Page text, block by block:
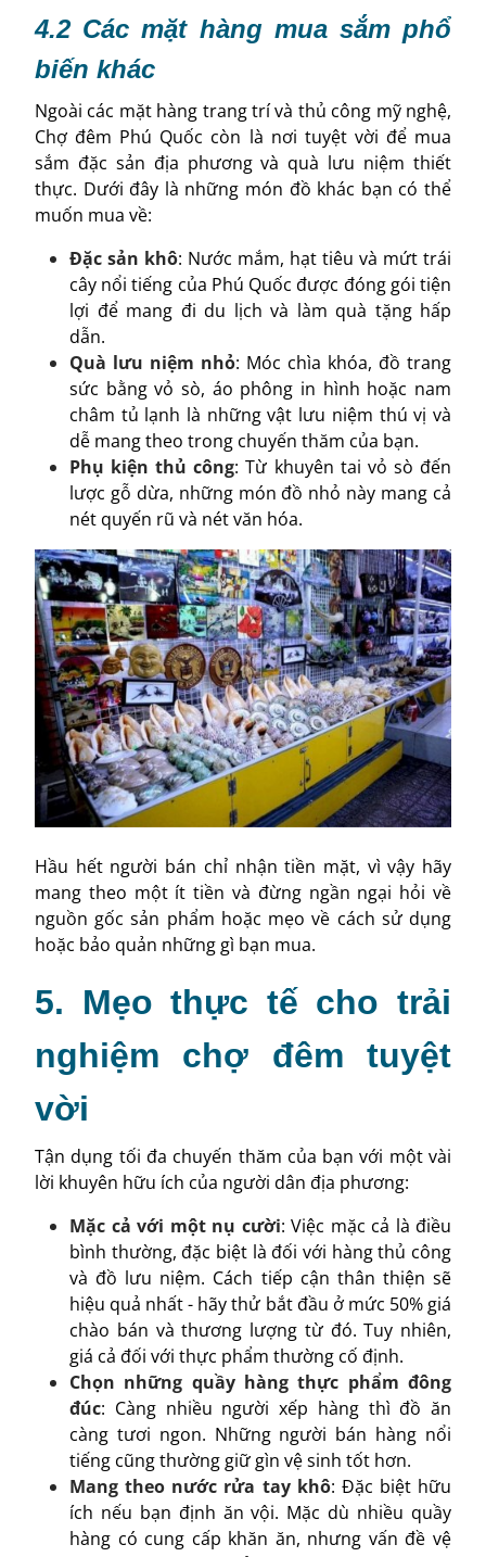
4.2 Các mặt hàng mua sắm phổ
biến khác
Ngoài các mặt hàng trang trí và thủ công mỹ nghệ,
Chợ đêm Phú Quốc còn là nơi tuyệt vời để mua
sắm đặc sản địa phương và quà lưu niệm thiết
thực. Dưới đây là những món đồ khác bạn có thể
muốn mua về:
Đặc sản khô: Nước mắm, hạt tiêu và mứt trái
cây nổi tiếng của Phú Quốc được đóng gói tiện
lợi để mang đi du lịch và làm quà tặng hấp
dẫn.
Quà lưu niệm nhỏ: Móc chìa khóa, đồ trang
sức bằng vỏ sò, áo phông in hình hoặc nam
châm tủ lạnh là những vật lưu niệm thú vị và
dễ mang theo trong chuyến thăm của bạn.
Phụ kiện thủ công: Từ khuyên tai vỏ sò đến
lược gỗ dừa, những món đồ nhỏ này mang cả
nét quyến rũ và nét văn hóa.
Hầu hết người bán chỉ nhận tiền mặt, vì vậy hãy
mang theo một ít tiền và đừng ngần ngại hỏi về
nguồn gốc sản phẩm hoặc mẹo về cách sử dụng
hoặc bảo quản những gì bạn mua.
5. Mẹo thực tế cho trải
nghiệm chợ đêm tuyệt
vời
Tận dụng tối đa chuyến thăm của bạn với một vài
lời khuyên hữu ích của người dân địa phương:
Mặc cả với một nụ cười: Việc mặc cả là điều
bình thường, đặc biệt là đối với hàng thủ công
và đồ lưu niệm. Cách tiếp cận thân thiện sẽ
hiệu quả nhất - hãy thử bắt đầu ở mức 50% giá
chào bán và thương lượng từ đó. Tuy nhiên,
giá cả đối với thực phẩm thường cố định.
Chọn những quầy hàng thực phẩm đông
đúc: Càng nhiều người xếp hàng thì đồ ăn
càng tươi ngon. Những người bán hàng nổi
tiếng cũng thường giữ gìn vệ sinh tốt hơn.
Mang theo nước rửa tay khô: Đặc biệt hữu
ích nếu bạn định ăn vội. Mặc dù nhiều quầy
hàng có cung cấp khăn ăn, nhưng vấn đề vệ